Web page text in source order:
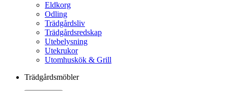
Eldkorg
Odling
Trädgårdsliv
Trädgårdsredskap
Utebelysning
Utekrukor
Utomhuskök & Grill
Trädgårdsmöbler